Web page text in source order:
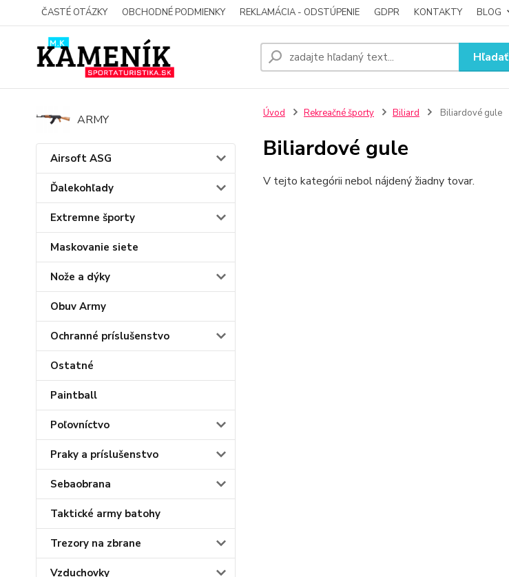
ČASTÉ OTÁZKY OBCHODNÉ PODMIENKY REKLAMÁCIA - ODSTÚPENIE GDPR KONTAKTY BLOG
Hľadať
ARMY
Airsoft ASG
Ďalekohľady
Extremne športy
Maskovanie siete
Nože a dýky
Obuv Army
Ochranné príslušenstvo
Ostatné
Paintball
Poľovníctvo
Praky a príslušenstvo
Sebaobrana
Taktické army batohy
Trezory na zbrane
Vzduchovky
Úvod Rekreačné športy Biliard Biliardové gule
Biliardové gule
V tejto kategórii nebol nájdený žiadny tovar.